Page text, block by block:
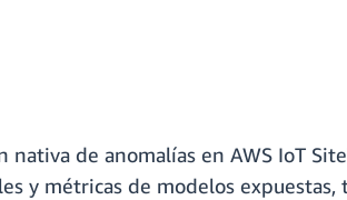
nativa de anomalías en AWS IoT
y métricas de modelos